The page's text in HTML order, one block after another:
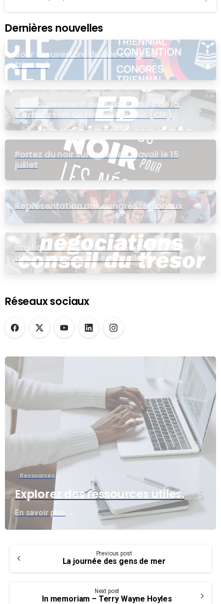
Dernières nouvelles
Jour d’ouverture du 20e congrès
triennal
Contournement de la procédure de la
Commission de l’intérêt public (CIP)
pour le groupe EB
Portez du noir sur le lieu de travail le 15
juillet
Représentation aux congrès régionaux
Impliquez-vous dans les négociations
dans une assemblée virtuelle
Réseaux sociaux
Ressources
Explorez des ressources utiles.
En savoir plus
Reading
Previous post
La journée des gens de mer
Next post
In memoriam – Terry Wayne Hoyles